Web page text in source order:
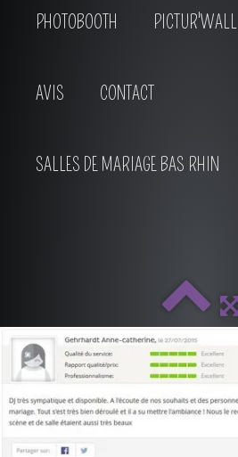
PHOTOBOOTH PICTUR'WALL
AVIS CONTACT
SALLES DE MARIAGE BAS RHIN